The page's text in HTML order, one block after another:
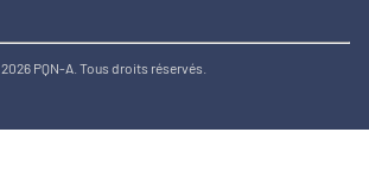
2026 PQN-A. Tous droits réservés.